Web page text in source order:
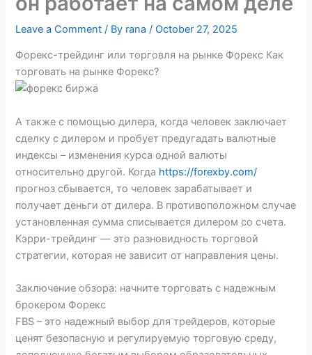
Leave a Comment / By rana/October 27, 2025
Форекс-трейдинг или торговля на рынке Форекс Как
торговать на рынке Форекс?
А также с помощью дилера, когда человек заключает
сделку с дилером и пробует предугадать валютные
индексы – изменения курса одной валюты
относительно другой. Когда https://forexby.com/
прогноз сбывается, то человек зарабатывает и
получает деньги от дилера. В противоположном случае
установленная сумма списывается дилером со счета.
Кэрри-трейдинг — это разновидность торговой
стратегии, которая не зависит от направления цены.
Заключение обзора: начните торговать с надежным
брокером Форекс
FBS – это надежный выбор для трейдеров, которые
ценят безопасную и регулируемую торговую среду,